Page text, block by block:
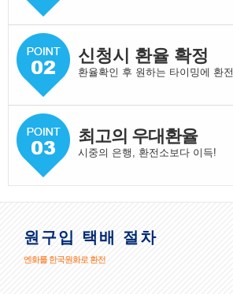
신청시 환율 확정
환율확인 후 원하는 타이밍에 환전
최고의 우대환율
시중의 은행, 환전소보다 이득!
원구입 택배 절차
엔화를 한국원화로 환전